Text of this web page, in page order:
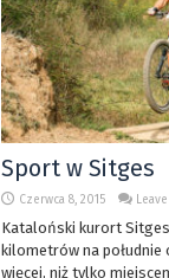
Sport w Sitges
Czerwca 8, 2015
Kataloński kurort
kilometrów na południe
więcej, niż tylko